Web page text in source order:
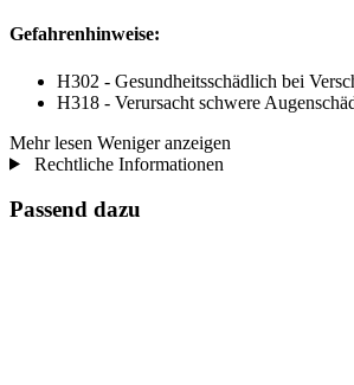
Gefahrenhinweise:
H302 - Gesundheitsschädlich bei
H318 - Verursacht schwere
Mehr lesen Weniger anzeigen
Rechtliche Informationen
Passend dazu